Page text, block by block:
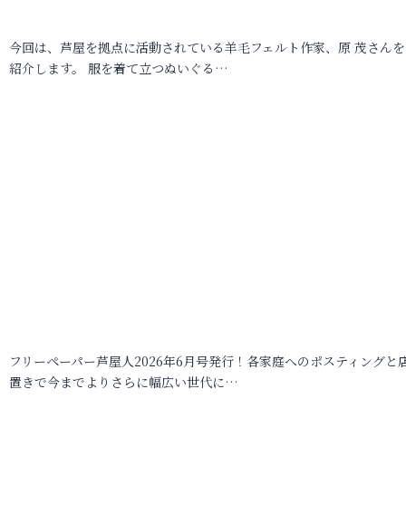
今回は、芦屋を拠点に活動されている羊毛フェルト作家、原 茂さん
紹介します。 服を着て立つぬいぐる…
フリーペーパー芦屋人2026年6月号発行！各家庭へのポスティングと
置きで今までよりさらに幅広い世代に…